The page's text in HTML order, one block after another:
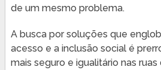
de um mesmo problema.
A busca por soluções que
acesso e a inclusão social é
mais seguro e igualitário nas ruas